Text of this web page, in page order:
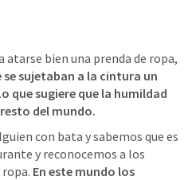
atarse bien una prenda de ropa,
sujetaban a la cintura un
que sugiere que la humildad
del mundo.
con bata y sabemos que es
y reconocemos a los
En este mundo los